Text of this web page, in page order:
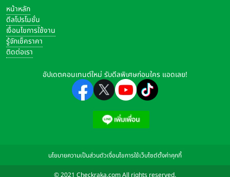
หน้าหลัก
ดีลโปรโมชั่น
เงื่อนไขการใช้งาน
รู้จักเช็คราคา
ติดต่อเรา
อัปเดตคอนเทนต์ใหม่ รับดีลพิเศษก่อนใคร แอดเลย!
นโยบายความเป็นส่วนตัวเงื่อนไขการใช้เว็บไซต์ตั้งค่าคุกกี้
© 2021 Checkraka.com All rights reserved.